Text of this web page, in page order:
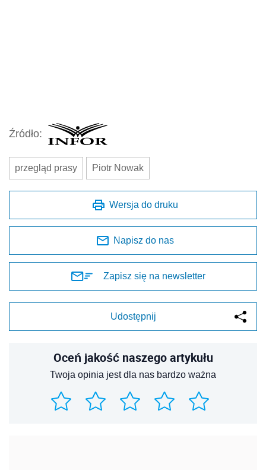
Źródło:
przegląd prasy Piotr Nowak
Wersja do druku
Napisz do nas
Zapisz się na newsletter
Udostępnij
Oceń jakość naszego artykułu
Twoja opinia jest dla nas bardzo ważna